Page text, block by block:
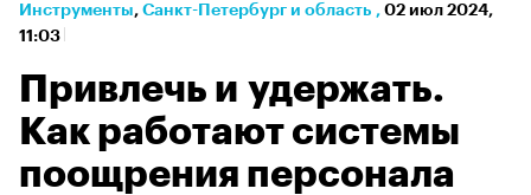
Инструменты⁠, Санкт-Петербург и область , 02 июл 2024,
11:03
Привлечь и удержать.
Как работают системы
поощрения персонала